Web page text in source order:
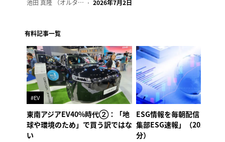
池田 真隆 （オルタナ輪番編集長） 2026年7月2日
有料記事一覧
#EV
東南アジアEV40%時代②：「地
球や環境のため」で買う訳ではな
い
ESG情報を毎朝配信「オル
集部ESG速報」（2026年8
分）